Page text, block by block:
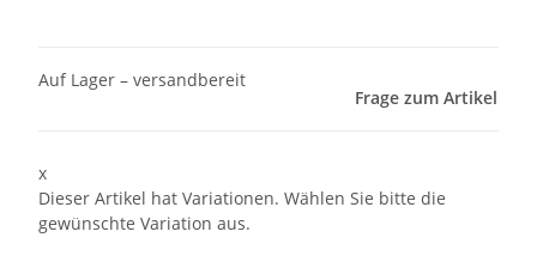
Auf Lager – versandbereit
Frage zum Artikel
x
Dieser Artikel hat Variationen. Wählen Sie bitte die
gewünschte Variation aus.